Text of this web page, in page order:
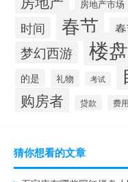
房地产市场
时间 春节
梦幻西游 楼盘
的是 礼物 考试
购房者 贷款 费用
猜你想看的文章